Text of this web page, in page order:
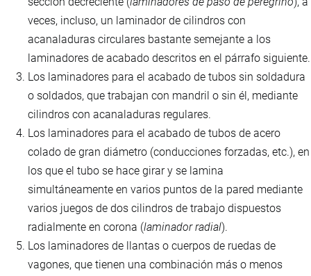
veces, incluso, un laminador de cilindros con
acanaladuras circulares bastante semejante a los
laminadores de acabado descritos en el párrafo siguiente.
Los laminadores para el acabado de tubos sin soldadura
o soldados, que trabajan con mandril o sin él, mediante
cilindros con acanaladuras regulares.
Los laminadores para el acabado de tubos de acero
colado de gran diámetro (conducciones forzadas, etc.), en
los que el tubo se hace girar y se lamina
simultáneamente en varios puntos de la pared mediante
varios juegos de dos cilindros de trabajo dispuestos
radialmente en corona (laminador radial).
Los laminadores de llantas o cuerpos de ruedas de
vagones, que tienen una combinación más o menos